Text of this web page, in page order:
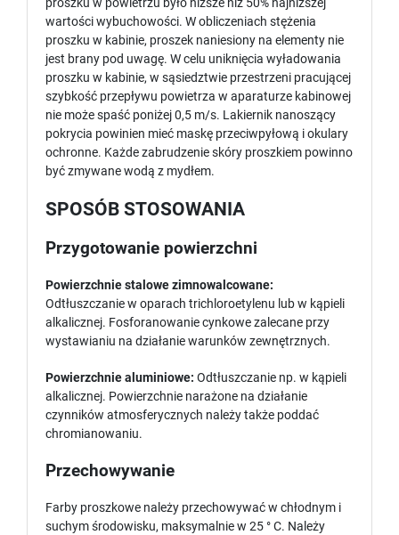
wartości wybuchowości. W obliczeniach stężenia
proszku w kabinie, proszek naniesiony na elementy nie
jest brany pod uwagę. W celu uniknięcia wyładowania
proszku w kabinie, w sąsiedztwie przestrzeni pracującej
szybkość przepływu powietrza w aparaturze kabinowej
nie może spaść poniżej 0,5 m/s. Lakiernik nanoszący
pokrycia powinien mieć maskę przeciwpyłową i okulary
ochronne. Każde zabrudzenie skóry proszkiem powinno
być zmywane wodą z mydłem.
SPOSÓB STOSOWANIA
Przygotowanie powierzchni
Powierzchnie stalowe zimnowalcowane:
Odtłuszczanie w oparach trichloroetylenu lub w kąpieli
alkalicznej. Fosforanowanie cynkowe zalecane przy
wystawianiu na działanie warunków zewnętrznych.
Powierzchnie aluminiowe: Odtłuszczanie np. w kąpieli
alkalicznej. Powierzchnie narażone na działanie
czynników atmosferycznych należy także poddać
chromianowaniu.
Przechowywanie
Farby proszkowe należy przechowywać w chłodnym i
suchym środowisku, maksymalnie w 25 ° C. Należy